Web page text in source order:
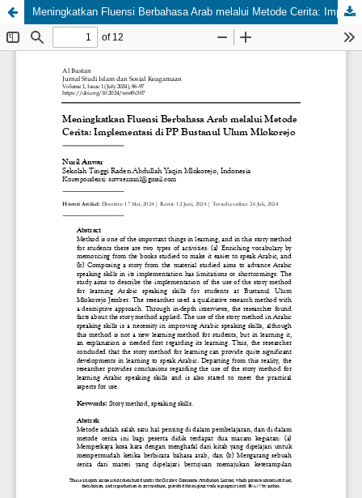
Meningkatkan Fluensi Berbahasa Arab melalui Metode Cerita: Implementasi di PP Bustanul Ulum Mlokorejo